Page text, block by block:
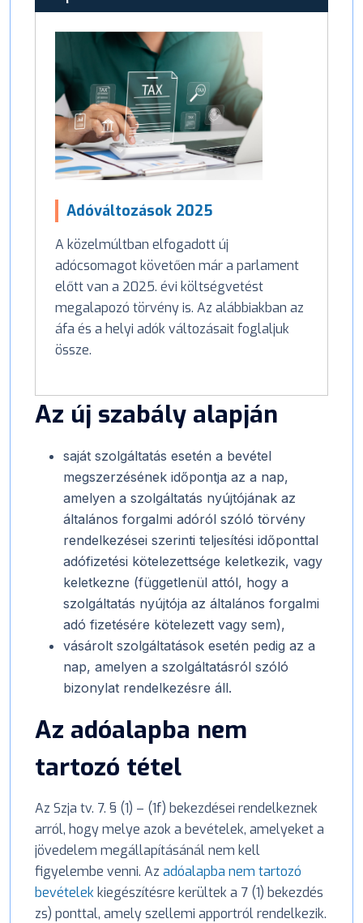
Adóváltozások 2025
A közelmúltban elfogadott új
adócsomagot követően már a parlament
előtt van a 2025. évi költségvetést
megalapozó törvény is. Az alábbiakban az
áfa és a helyi adók változásait foglaljuk
össze.
Az új szabály alapján
saját szolgáltatás esetén a bevétel
megszerzésének időpontja az a nap,
amelyen a szolgáltatás nyújtójának az
általános forgalmi adóról szóló törvény
rendelkezései szerinti teljesítési időponttal
adófizetési kötelezettsége keletkezik, vagy
keletkezne (függetlenül attól, hogy a
szolgáltatás nyújtója az általános forgalmi
adó fizetésére kötelezett vagy sem),
­vásárolt szolgáltatások esetén pedig az a
nap, amelyen a szolgáltatásról szóló
bizonylat rendelkezésre áll.
Az adóalapba nem
tartozó tétel
Az Szja tv. 7. § (1) – (1f) bekezdései rendelkeznek
arról, hogy melye azok a bevételek, amelyeket a
jövedelem megállapításánál nem kell
figyelembe venni. Az adóalapba nem tartozó
bevételek kiegészítésre kerültek a 7 (1) bekezdés
zs) ponttal, amely szellemi apportról rendelkezik.